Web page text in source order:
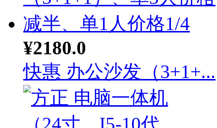
¥2180.0
快惠 办公沙发（3+1+...